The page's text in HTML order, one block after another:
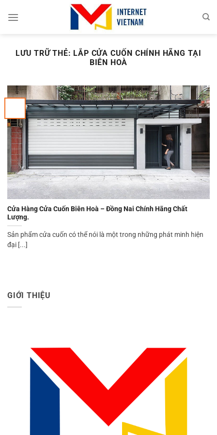
đến
LƯU TRỮ THẺ: LẮP CỬA CUỐN CHÍNH HÃNG TẠI
BIÊN HOÀ
Cửa Hàng Cửa Cuốn Biên Hoà – Đồng Nai Chính Hãng Chất
Lượng.
Sản phẩm cửa cuốn có thể nói là một trong những phát minh hiện
đại [...]
GIỚI THIỆU